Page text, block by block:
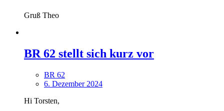
Gruß Theo
BR 62 stellt sich kurz vor
BR 62
6. Dezember 2024
Hi Torsten,